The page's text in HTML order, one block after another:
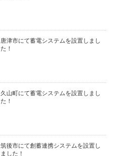
唐津市にて蓄電システムを設置しまし
た！
久山町にて蓄電システムを設置しまし
た！
筑後市にて創蓄連携システムを設置し
ました！